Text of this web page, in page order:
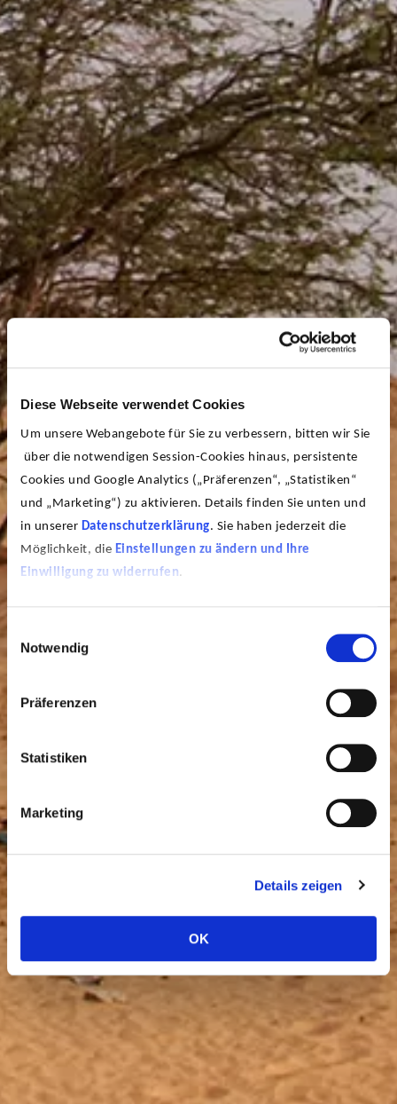
Diese Webseite verwendet Cookies
Um unsere Webangebote für Sie zu verbessern, bitten wir Sie
über die notwendigen Session-Cookies hinaus, persistente
Cookies und Google Analytics („Präferenzen“, „Statistiken“
und „Marketing“) zu aktivieren. Details finden Sie unten und
in unserer Datenschutzerklärung. Sie haben jederzeit die
Möglichkeit, die Einstellungen zu ändern und Ihre
Einwilligung zu widerrufen.
Notwendig
Präferenzen
Statistiken
Marketing
Details zeigen
OK